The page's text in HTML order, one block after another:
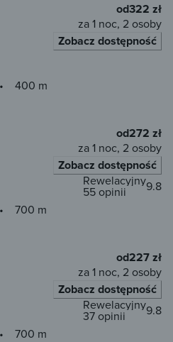
od322 zł
za 1 noc, 2 osoby
Zobacz dostępność
400 m
od272 zł
za 1 noc, 2 osoby
Zobacz dostępność
700 m
9.8
Rewelacyjny
55 opinii
od227 zł
za 1 noc, 2 osoby
Zobacz dostępność
700 m
9.8
Rewelacyjny
37 opinii